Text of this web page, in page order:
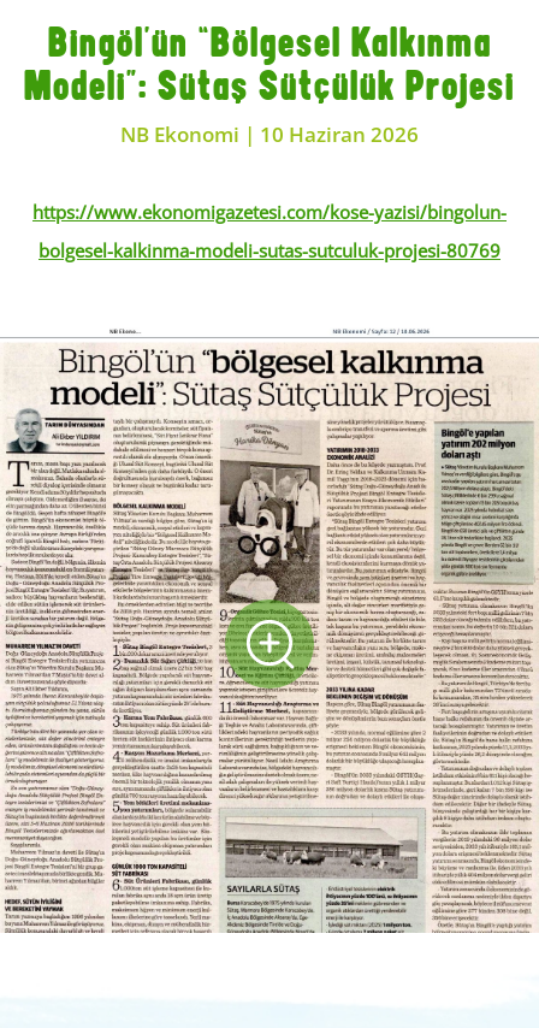
Bingöl’ün “Bölgesel Kalkınma
Modeli”: Sütaş Sütçülük Projesi
NB Ekonomi | 10 Haziran 2026
https://www.ekonomigazetesi.com/kose-yazisi/bingolun-
bolgesel-kalkinma-modeli-sutas-sutculuk-projesi-80769